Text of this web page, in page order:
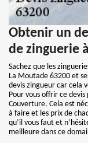
Obtenir un
de zinguerie
Sachez que les
La Moutade 63200 et
devis zingueur car cela
Pour vous offrir ce
Couverture. Cela est
à faire et les prix de
qu’il vous faut et
meilleure dans ce